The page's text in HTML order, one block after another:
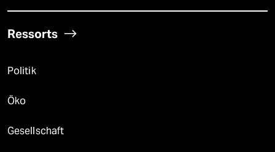
Ressorts
Politik
Öko
Gesellschaft